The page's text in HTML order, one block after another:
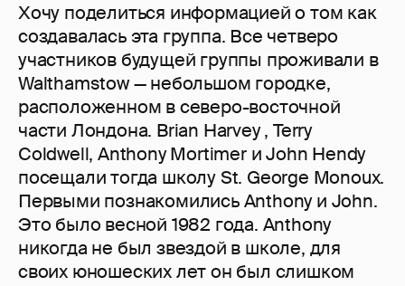
Хочу поделиться информацией о том как
создавалась эта группа. Все четверо
участников будущей группы проживали в
Walthamstow — небольшом городке,
расположенном в северо-восточной
части Лондона. Brian Harvey , Terry
Coldwell, Anthony Mortimer и John Hendy
посещали тогда школу St. George Monoux.
Первыми познакомились Anthony и John.
Это было весной 1982 года. Anthony
никогда не был звездой в школе, для
своих юношеских лет он был слишком